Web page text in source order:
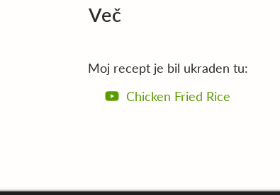
Več
Moj recept je bil ukraden tu:
Chicken Fried Rice